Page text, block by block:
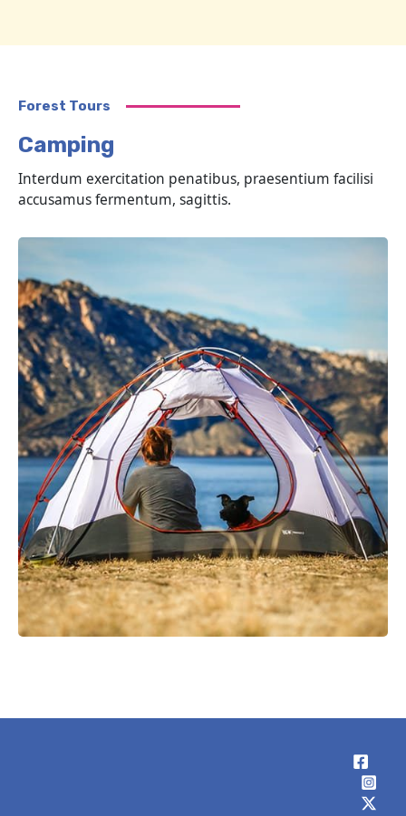
Forest Tours
Camping
Interdum exercitation penatibus, praesentium facilisi
accusamus fermentum, sagittis.